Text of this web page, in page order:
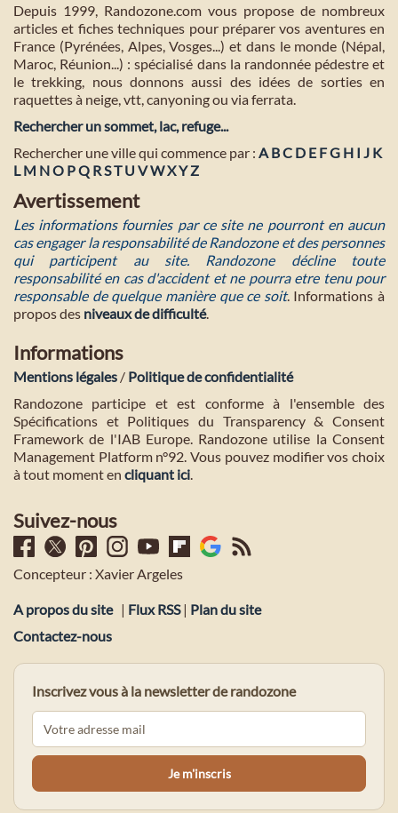
Depuis 1999, Randozone.com vous propose de nombreux
articles et fiches techniques pour préparer vos aventures en
France (Pyrénées, Alpes, Vosges...) et dans le monde (Népal,
Maroc, Réunion...) : spécialisé dans la randonnée pédestre et
le trekking, nous donnons aussi des idées de sorties en
raquettes à neige, vtt, canyoning ou via ferrata.
Rechercher un sommet, lac, refuge...
Rechercher une ville qui commence par : A BC D E FG H I J K
L M NO PQ RST U VWXYZ
Avertissement
Les informations fournies par ce site ne pourront en aucun
cas engager la responsabilité de Randozone et des personnes
qui participent au site. Randozone décline toute
responsabilité en cas d'accident et ne pourra etre tenu pour
responsable de quelque manière que ce soit. Informations à
propos des niveaux de difficulté.
Informations
Mentions légales / Politique de confidentialité
Randozone participe et est conforme à l'ensemble des
Spécifications et Politiques du Transparency & Consent
Framework de l'IAB Europe. Randozone utilise la Consent
Management Platform n°92. Vous pouvez modifier vos choix
à tout moment en cliquant ici.
Suivez-nous
Concepteur : Xavier Argeles
A propos du site | Flux RSS| Plan du site
Contactez-nous
Inscrivez vous à la newsletter de randozone